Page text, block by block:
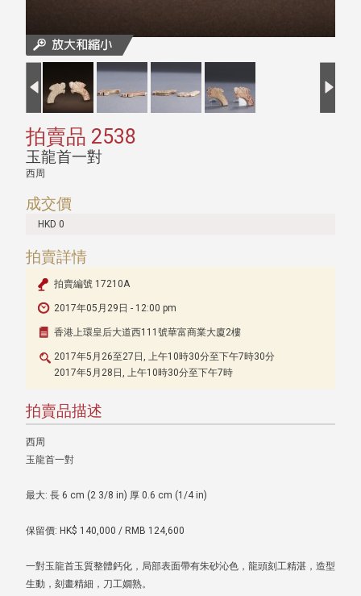
拍賣品 2538
玉龍首一對
西周
成交價
HKD 0
拍賣詳情
拍賣編號 17210A
2017年05月29日 - 12:00 pm
香港上環皇后大道西111號華富商業大廈2樓
2017年5月26至27日, 上午10時30分至下午7時30分
2017年5月28日, 上午10時30分至下午7時
拍賣品描述
西周
玉龍首一對
最大: 長 6 cm (2 3/8 in) 厚 0.6 cm (1/4 in)
保留價: HK$ 140,000 / RMB 124,600
一對玉龍首玉質整體鈣化，局部表面帶有朱砂沁色，龍頭刻工精湛，造型
生動，刻畫精細，刀工嫺熟。